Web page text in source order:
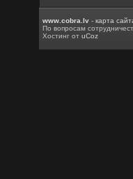
www.cobra.lv -карта
По вопросам
Хостинг отuCoz